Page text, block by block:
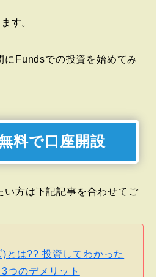
す。
にFundsでの投資を始めてみ
料で口座開設
い方は下記記事を合わせてご
とは?? 投資してわかった
つのデメリット